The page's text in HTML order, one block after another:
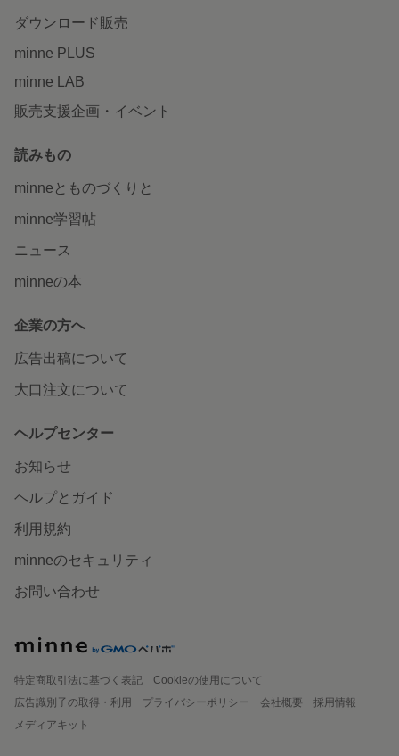
ダウンロード販売
minne PLUS
minne LAB
販売支援企画・イベント
読みもの
minneとものづくりと
minne学習帖
ニュース
minneの本
企業の方へ
広告出稿について
大口注文について
ヘルプセンター
お知らせ
ヘルプとガイド
利用規約
minneのセキュリティ
お問い合わせ
特定商取引法に基づく表記
Cookieの使用について
広告識別子の取得・利用
プライバシーポリシー 会社概要
採用情報
メディアキット